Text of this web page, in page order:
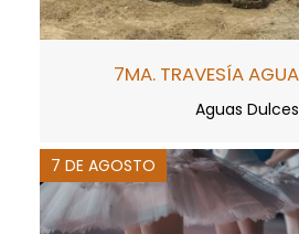
7MA. TRAVESÍA
Aguas Dulces
7 DE AGOSTO